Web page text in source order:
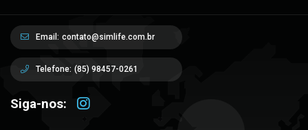
Email: contato@simlife.com.br
Telefone: (85) 98457-0261
Siga-nos: